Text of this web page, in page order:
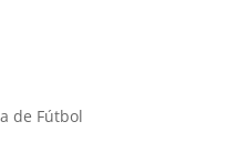
de Fútbol